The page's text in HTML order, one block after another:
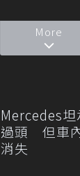
More
Mercedes
過頭 但車
消失